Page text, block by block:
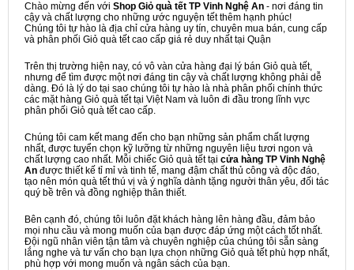
Chào mừng đến với Shop Giỏ quà tết TP Vinh Nghệ An - nơi đáng tin
cậy và chất lượng cho những ước nguyện tết thêm hạnh phúc!
Chúng tôi tự hào là địa chỉ cửa hàng uy tín, chuyên mua bán, cung cấp
và phân phối Giỏ quà tết cao cấp giá rẻ duy nhất tại Quận
Trên thị trường hiện nay, có vô vàn cửa hàng đại lý bán Giỏ quà tết,
nhưng để tìm được một nơi đáng tin cậy và chất lượng không phải dễ
dàng. Đó là lý do tại sao chúng tôi tự hào là nhà phân phối chính thức
các mặt hàng Giỏ quà tết tại Việt Nam và luôn đi đầu trong lĩnh vực
phân phối Giỏ quà tết cao cấp.
Chúng tôi cam kết mang đến cho bạn những sản phẩm chất lượng
nhất, được tuyển chọn kỹ lưỡng từ những nguyên liệu tươi ngon và
chất lượng cao nhất. Mỗi chiếc Giỏ quà tết tại cửa hàng TP Vinh Nghệ
An được thiết kế tỉ mỉ và tinh tế, mang đậm chất thủ công và độc đáo,
tạo nên món quà tết thú vị và ý nghĩa dành tặng người thân yêu, đối tác
quý bề trên và đồng nghiệp thân thiết.
Bên cạnh đó, chúng tôi luôn đặt khách hàng lên hàng đầu, đảm bảo
mọi nhu cầu và mong muốn của bạn được đáp ứng một cách tốt nhất.
Đội ngũ nhân viên tận tâm và chuyên nghiệp của chúng tôi sẵn sàng
lắng nghe và tư vấn cho bạn lựa chọn những Giỏ quà tết phù hợp nhất,
phù hợp với mong muốn và ngân sách của bạn.